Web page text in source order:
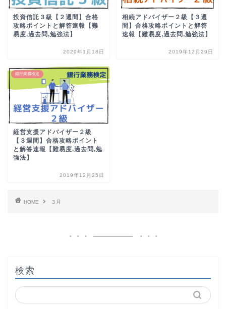
投資信託３級【２週間】合格
攻略ポイントと解答速報【難
易度,過去問,勉強法】
2020年1月18日
相続アドバイザー２級【３週
間】合格攻略ポイントと解答
速報【難易度,過去問,勉強法】
2019年12月29日
銀行業務検定
経営支援アドバイザー２級
【３週間】合格攻略ポイント
と解答速報【難易度,過去問,勉
強法】
2019年12月25日
HOME ３月
検索